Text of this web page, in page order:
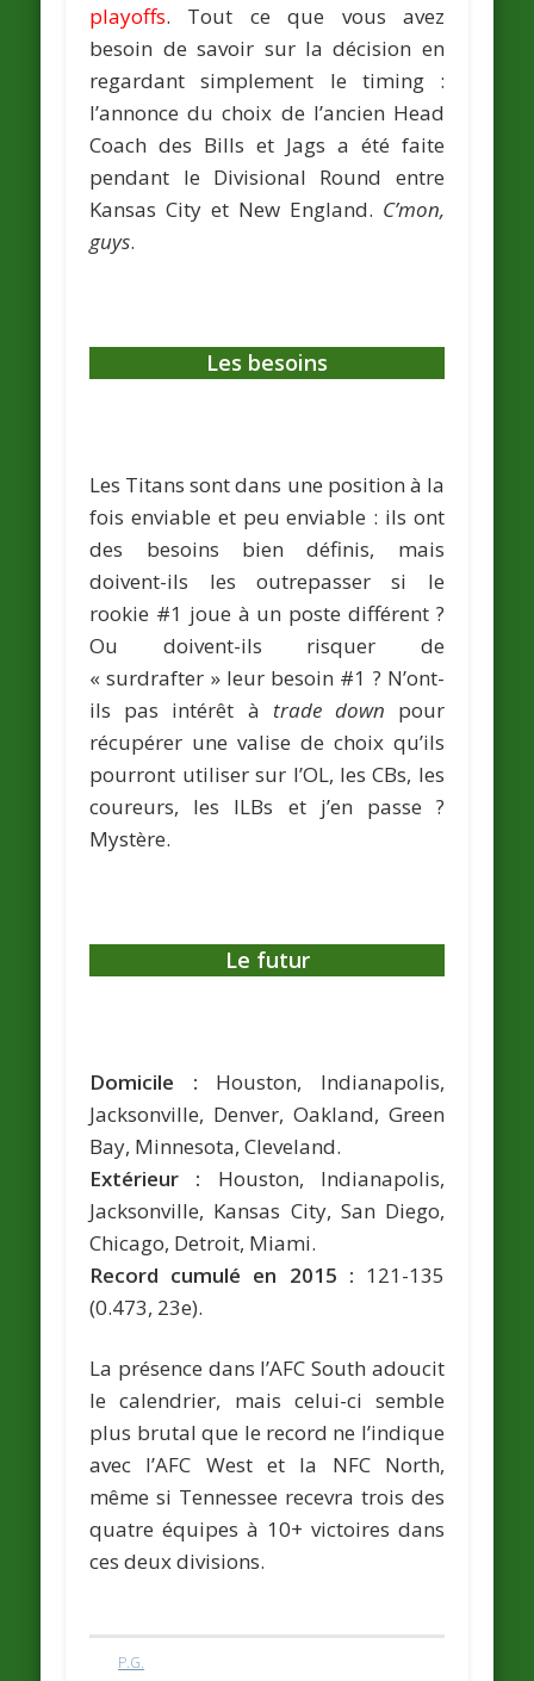
playoffs. Tout ce que vous avez
besoin de savoir sur la décision en
regardant simplement le timing :
l’annonce du choix de l’ancien Head
Coach des Bills et Jags a été faite
pendant le Divisional Round entre
Kansas City et New England. C’mon,
guys.
Les besoins
Les Titans sont dans une position à la
fois enviable et peu enviable : ils ont
des besoins bien définis, mais
doivent-ils les outrepasser si le
rookie #1 joue à un poste différent ?
Ou doivent-ils risquer de
« surdrafter » leur besoin #1 ? N’ont-
ils pas intérêt à trade down pour
récupérer une valise de choix qu’ils
pourront utiliser sur l’OL, les CBs, les
coureurs, les ILBs et j’en passe ?
Mystère.
Le futur
Domicile : Houston, Indianapolis,
Jacksonville, Denver, Oakland, Green
Bay, Minnesota, Cleveland.
Extérieur : Houston, Indianapolis,
Jacksonville, Kansas City, San Diego,
Chicago, Detroit, Miami.
Record cumulé en 2015 : 121-135
(0.473, 23e).
La présence dans l’AFC South adoucit
le calendrier, mais celui-ci semble
plus brutal que le record ne l’indique
avec l’AFC West et la NFC North,
même si Tennessee recevra trois des
quatre équipes à 10+ victoires dans
ces deux divisions.
P.G.